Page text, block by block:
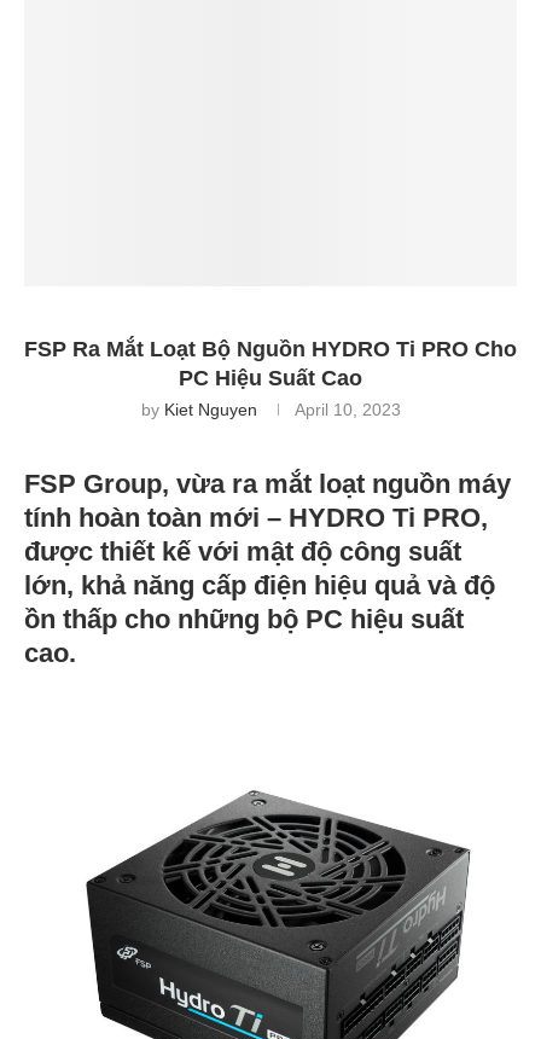
FSP Ra Mắt Loạt Bộ Nguồn HYDRO Ti PRO Cho
PC Hiệu Suất Cao
by Kiet Nguyen April 10, 2023
FSP Group, vừa ra mắt loạt nguồn máy
tính hoàn toàn mới – HYDRO Ti PRO,
được thiết kế với mật độ công suất
lớn, khả năng cấp điện hiệu quả và độ
ồn thấp cho những bộ PC hiệu suất
cao.